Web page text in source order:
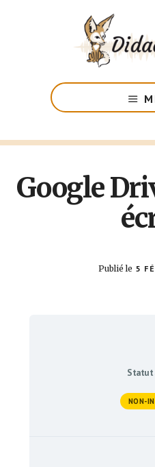
formations
adaptées
déficients
Google
Publié le 5
Statut
NON-